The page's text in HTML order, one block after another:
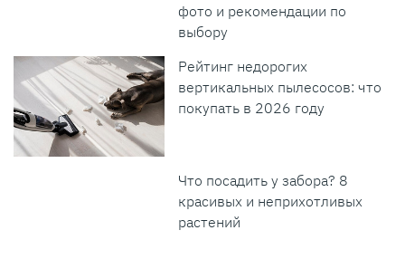
фото и рекомендации по
выбору
Рейтинг недорогих
вертикальных пылесосов: что
покупать в 2026 году
Что посадить у забора? 8
красивых и неприхотливых
растений